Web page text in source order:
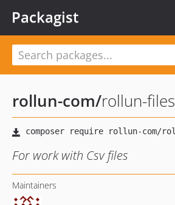
Packagist
rollun-com/rollun-files
For work with Csv files
Maintainers